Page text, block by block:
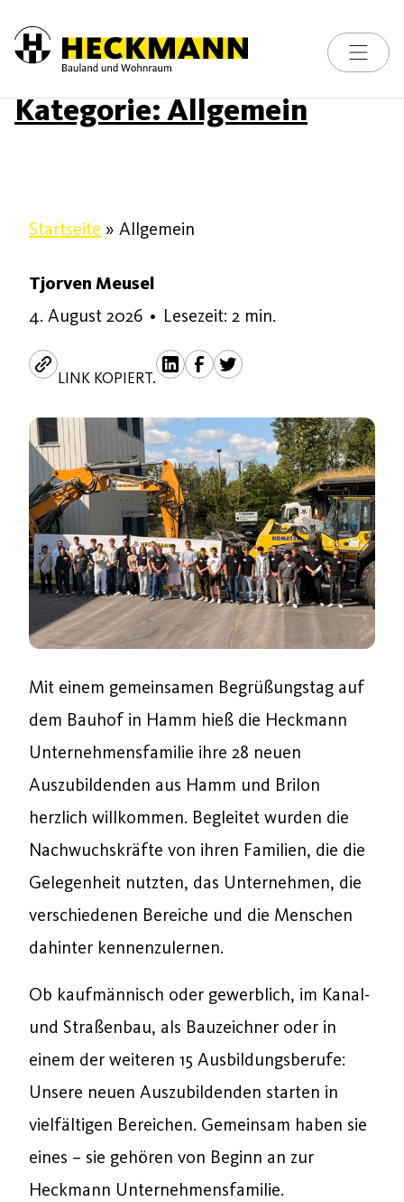
Skip to content
Toggle
Kategorie:Allgemein
Startseite » Allgemein
Tjorven Meusel
4. August 2026 • Lesezeit: 2 min.
LINK KOPIERT.
Mit einem gemeinsamen Begrüßungstag auf
dem Bauhof in Hamm hieß die Heckmann
Unternehmensfamilie ihre 28 neuen
Auszubildenden aus Hamm und Brilon
herzlich willkommen. Begleitet wurden die
Nachwuchskräfte von ihren Familien, die die
Gelegenheit nutzten, das Unternehmen, die
verschiedenen Bereiche und die Menschen
dahinter kennenzulernen.
Ob kaufmännisch oder gewerblich, im Kanal-
und Straßenbau, als Bauzeichner oder in
einem der weiteren 15 Ausbildungsberufe:
Unsere neuen Auszubildenden starten in
vielfältigen Bereichen. Gemeinsam haben sie
eines – sie gehören von Beginn an zur
Heckmann Unternehmensfamilie.